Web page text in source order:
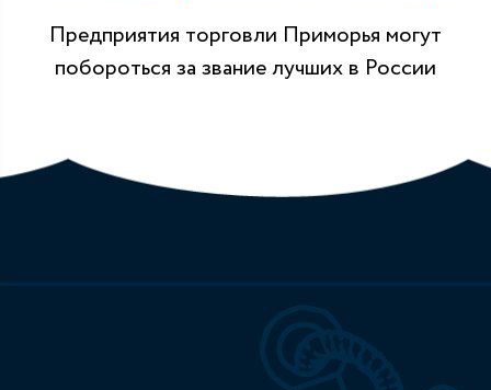
Предприятия торговли Приморья могут
побороться за звание лучших в России